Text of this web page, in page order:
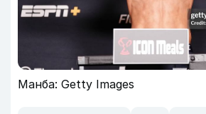
Манба: Getty Images